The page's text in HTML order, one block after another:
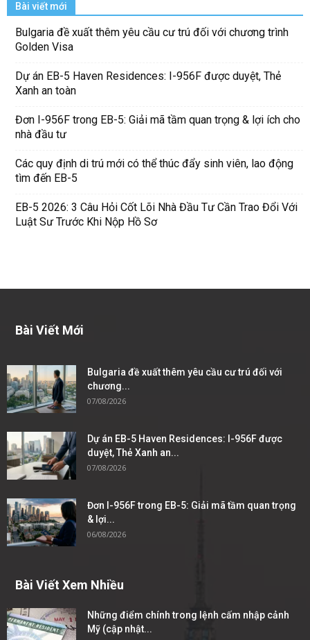
Bài viết mới
Bulgaria đề xuất thêm yêu cầu cư trú đối với chương trình
Golden Visa
Dự án EB-5 Haven Residences: I-956F được duyệt, Thẻ
Xanh an toàn
Đơn I-956F trong EB-5: Giải mã tầm quan trọng & lợi ích cho
nhà đầu tư
Các quy định di trú mới có thể thúc đẩy sinh viên, lao động
tìm đến EB-5
EB-5 2026: 3 Câu Hỏi Cốt Lõi Nhà Đầu Tư Cần Trao Đổi Với
Luật Sư Trước Khi Nộp Hồ Sơ
Bài Viết Mới
Bulgaria đề xuất thêm yêu cầu cư trú đối với
chương...
07/08/2026
Dự án EB-5 Haven Residences: I-956F được
duyệt, Thẻ Xanh an...
07/08/2026
Đơn I-956F trong EB-5: Giải mã tầm quan trọng
& lợi...
06/08/2026
Bài Viết Xem Nhiều
Những điểm chính trong lệnh cấm nhập cảnh
Mỹ (cập nhật...